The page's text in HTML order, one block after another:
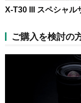
X-T30 III スペシャル
ご購入を検討の